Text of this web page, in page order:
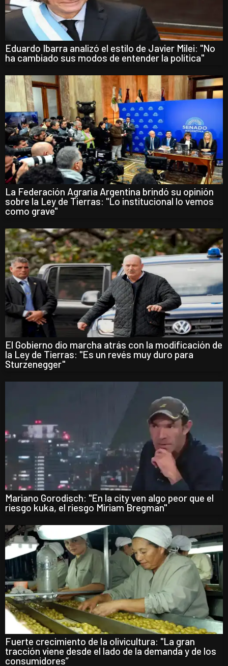
Eduardo Ibarra analizó el estilo de Javier Milei: "No
ha cambiado sus modos de entender la política"
La Federación Agraria Argentina brindó su opinión
sobre la Ley de Tierras: "Lo institucional lo vemos
como grave"
El Gobierno dio marcha atrás con la modificación de
la Ley de Tierras: "Es un revés muy duro para
Sturzenegger"
Mariano Gorodisch: "En la city ven algo peor que el
riesgo kuka, el riesgo Miriam Bregman"
Fuerte crecimiento de la olivicultura: "La gran
tracción viene desde el lado de la demanda y de los
consumidores”